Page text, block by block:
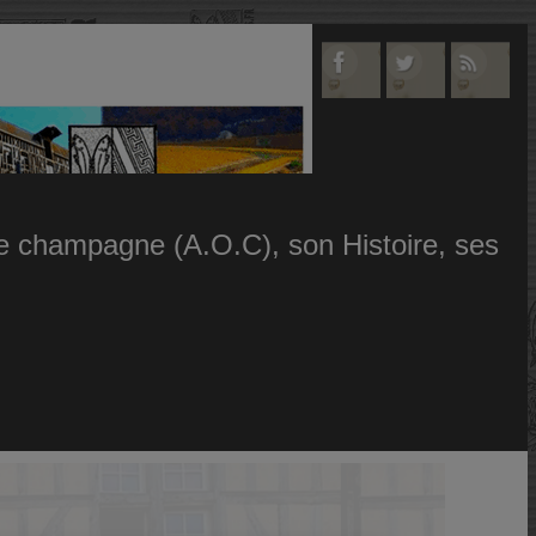
champagne (A.O.C), son Histoire, ses